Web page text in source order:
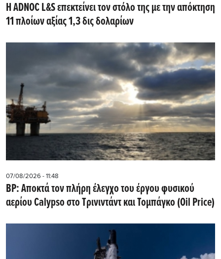
Η ADNOC L&S επεκτείνει τον στόλο της με την απόκτηση
11 πλοίων αξίας 1,3 δις δολαρίων
07/08/2026 - 11:48
BP: Αποκτά τον πλήρη έλεγχο του έργου φυσικού
αερίου Calypso στο Τρινιντάντ και Τομπάγκο (Oil Price)